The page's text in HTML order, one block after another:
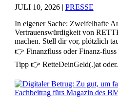
JULI 10, 2026| PRESSE
In eigener Sache: Zweifelhafte
Vertrauenswürdigkeit von
machen. Stell dir vor, plötzlich
👉 Finanzfluss oder Finanz-
Tipp 👉 RetteDeinGeld(.)at